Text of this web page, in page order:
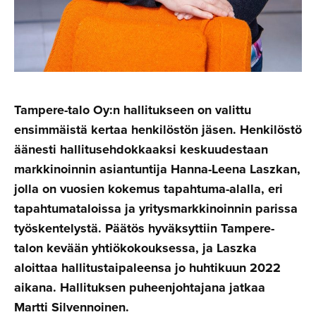
Tampere-talo Oy:n hallitukseen on valittu
ensimmäistä kertaa henkilöstön jäsen. Henkilöstö
äänesti hallitusehdokkaaksi keskuudestaan
markkinoinnin asiantuntija Hanna-Leena Laszkan,
jolla on vuosien kokemus tapahtuma-alalla, eri
tapahtumataloissa ja yritysmarkkinoinnin parissa
työskentelystä. Päätös hyväksyttiin Tampere-
talon kevään yhtiökokouksessa, ja Laszka
aloittaa hallitustaipaleensa jo huhtikuun 2022
aikana. Hallituksen puheenjohtajana jatkaa
Martti Silvennoinen.